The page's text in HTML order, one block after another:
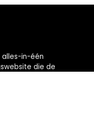
alles-in-één
die de